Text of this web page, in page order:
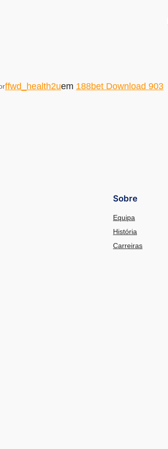
ffwd_health2uem 188bet Download 903
Sobre
Equipa
História
Carreiras